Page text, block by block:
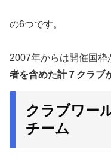
の6つです。
2007年からは開催国枠
者を含めた計７クラブ
クラブワー
チーム